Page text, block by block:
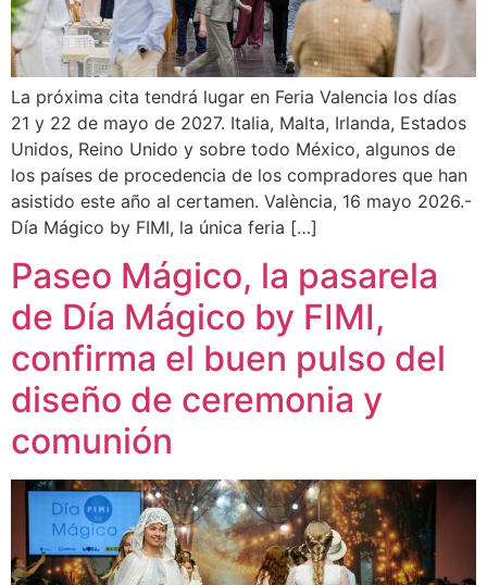
La próxima cita tendrá lugar en Feria Valencia los días
21 y 22 de mayo de 2027. Italia, Malta, Irlanda, Estados
Unidos, Reino Unido y sobre todo México, algunos de
los países de procedencia de los compradores que han
asistido este año al certamen. València, 16 mayo 2026.-
Día Mágico by FIMI, la única feria […]
Paseo Mágico, la pasarela
de Día Mágico by FIMI,
confirma el buen pulso del
diseño de ceremonia y
comunión